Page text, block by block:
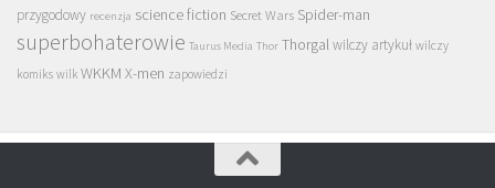
przygodowy recenzja science fiction Secret Wars Spider-man
superbohaterowie Taurus Media Thor Thorgalwilczy artykuł wilczy
komiks wilk WKKM X-men zapowiedzi